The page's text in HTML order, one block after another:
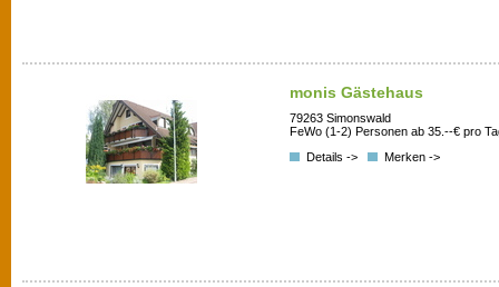
monis Gästehaus
79263 Simonswald
FeWo (1-2) Personen ab 35.--€ pro
Details ->
Merken ->